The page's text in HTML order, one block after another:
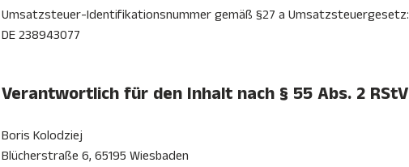
Umsatzsteuer-Identifikationsnummer gemäß §27 a Umsatzsteuergesetz:
DE 238943077
Verantwortlich für den Inhalt nach § 55 Abs. 2 RStV
Boris Kolodziej
Blücherstraße 6, 65195 Wiesbaden